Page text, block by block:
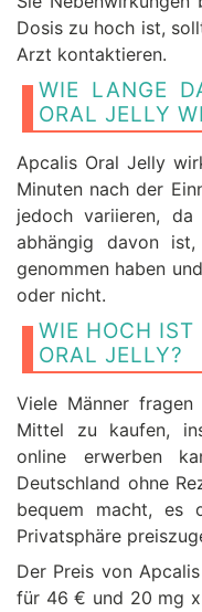
Dosis zu hoch ist,
Arzt kontaktieren.
WIE LANGE
ORAL JELLY
Apcalis Oral Jelly
Minuten nach der
jedoch variieren,
abhängig davon
genommen haben
oder nicht.
WIE HOCH IST
ORAL JELLY?
Viele Männer
Mittel zu kaufen,
online erwerben
Deutschland ohne
bequem macht, es
Privatsphäre
Der Preis von
für 46 € und 20 mg